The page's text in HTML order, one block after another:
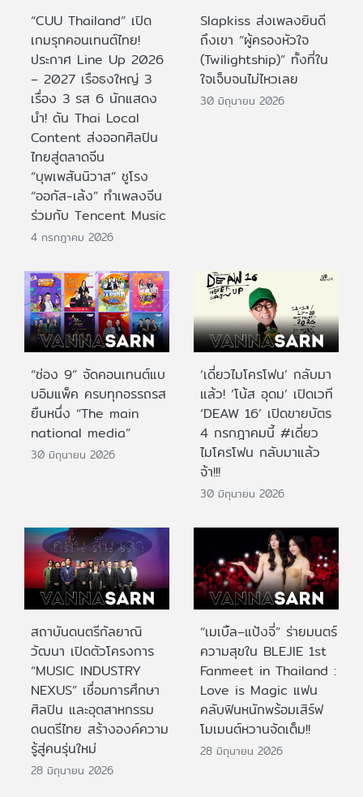
“CUU Thailand” เปิด
เกมรุกคอนเทนต์ไทย!
ประกาศ Line Up 2026
– 2027 เรือธงใหญ่ 3
เรื่อง 3 รส 6 นักแสดง
นำ! ดัน Thai Local
Content ส่งออกศิลปิน
ไทยสู่ตลาดจีน
“บุพเพสันนิวาส” ชูโรง
“ออกัส-เล้ง” ทำเพลงจีน
ร่วมกับ Tencent Music
4 กรกฎาคม 2026
Slapkiss ส่งเพลงยินดี
ถึงเขา “ผู้ครองหัวใจ
(Twilightship)” ทั้งที่ใน
ใจเจ็บจนไม่ไหวเลย
30 มิถุนายน 2026
“ช่อง 9” จัดคอนเทนต์แบ
บอิมแพ็ค ครบทุกอรรถรส
ยืนหนึ่ง “The main
national media”
30 มิถุนายน 2026
‘เดี่ยวไมโครโฟน’ กลับมา
แล้ว! ‘โน้ส อุดม’ เปิดเวที
‘DEAW 16’ เปิดขายบัตร
4 กรกฎาคมนี้ #เดี่ยว
ไมโครโฟน กลับมาแล้ว
จ้า!!!
30 มิถุนายน 2026
สถาบันดนตรีกัลยาณิ
วัฒนา เปิดตัวโครงการ
“MUSIC INDUSTRY
NEXUS” เชื่อมการศึกษา
ศิลปิน และอุตสาหกรรม
ดนตรีไทย สร้างองค์ความ
รู้สู่คนรุ่นใหม่
28 มิถุนายน 2026
“เมเบิ้ล–แป้งจี่” ร่ายมนตร์
ความสุขใน BLEJIE 1st
Fanmeet in Thailand :
Love is Magic แฟน
คลับฟินหนักพร้อมเสิร์ฟ
โมเมนต์หวานจัดเต็ม!!
28 มิถุนายน 2026